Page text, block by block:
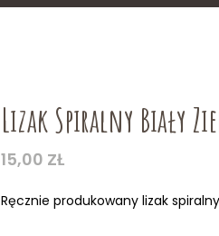
Lizak Spiralny Biały
15,00 ZŁ
Ręcznie produkowany lizak